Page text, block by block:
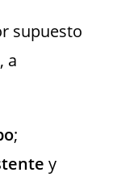
supuesto
, a
;
y